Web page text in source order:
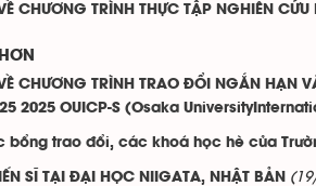
CHƯƠNG TRÌNH THỰC TẬP NGHIÊN CỨU
CHƯƠNG TRÌNH TRAO ĐỔI NGẮN
2025 OUICP-S (Osaka
bổng trao đổi, các khoá học hè của
SĨ TẠI ĐẠI HỌC NIIGATA, NHẬT BẢN